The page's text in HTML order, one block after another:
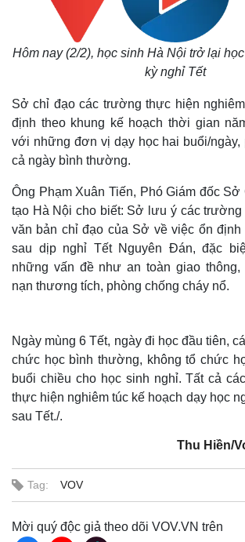
Thế giới
Hồ sơ
Video
Hôm nay (2/2), học sinh Hà Nội trở lại
kỳ nghỉ Tết
Sở chỉ đạo các trường thực hiện
định theo khung kế hoạch thời gian
với những đơn vị dạy học hai buổi/ngày,
cả ngày bình thường.
Ông Phạm Xuân Tiến, Phó Giám đốc
tạo Hà Nội cho biết: Sở lưu ý các
văn bản chỉ đạo của Sở về việc ổn
sau dịp nghỉ Tết Nguyên Đán, đặc
những vấn đề như an toàn giao thông,
nạn thương tích, phòng chống cháy nổ.
Ngày mùng 6 Tết, ngày đi học đầu tiên,
chức học bình thường, không tổ chức
buổi chiều cho học sinh nghỉ. Tất cả
thực hiện nghiêm túc kế hoạch dạy học
sau Tết./.
Thu Hiền/
Tag: VOV
Mời quý độc giả theo dõi VOV.VN trên